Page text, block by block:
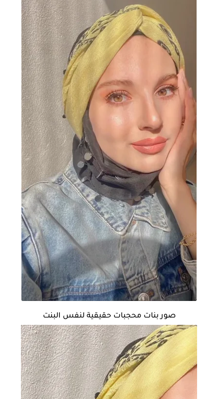
صور بنات محجبات حقيقية لنفس البنت